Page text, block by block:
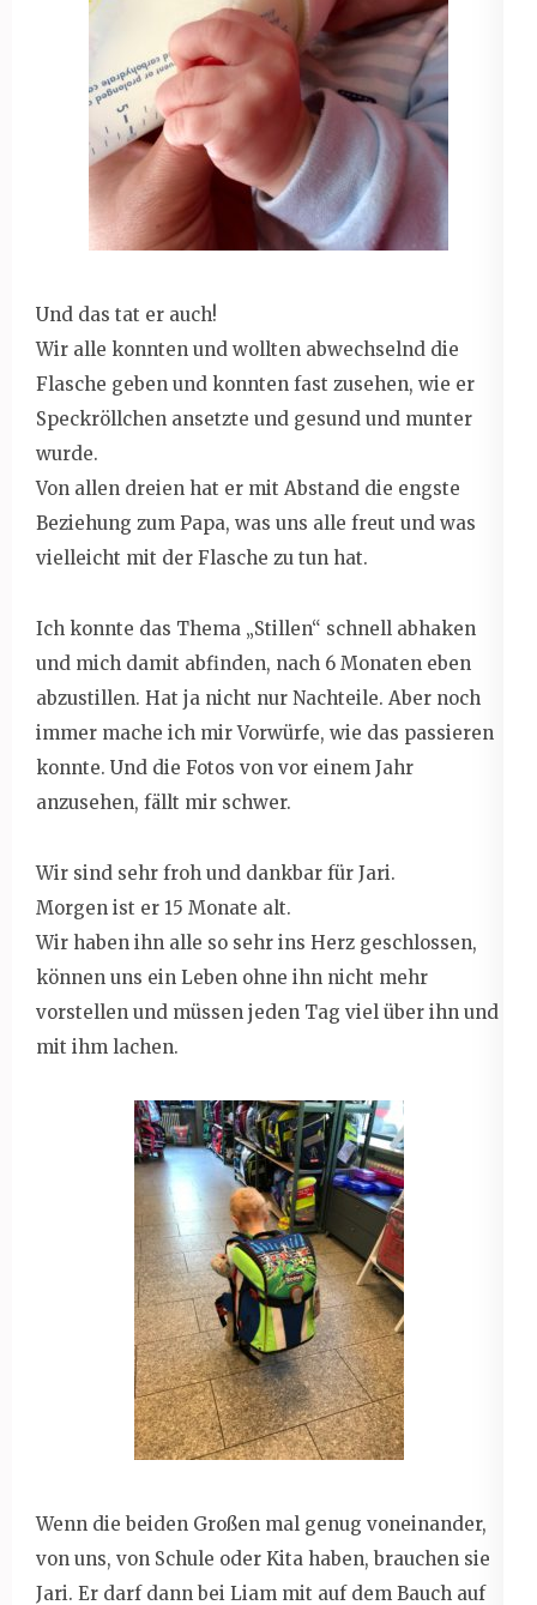
Und das tat er auch!
Wir alle konnten und wollten abwechselnd die
Flasche geben und konnten fast zusehen, wie er
Speckröllchen ansetzte und gesund und munter
wurde.
Von allen dreien hat er mit Abstand die engste
Beziehung zum Papa, was uns alle freut und was
vielleicht mit der Flasche zu tun hat.
Ich konnte das Thema „Stillen“ schnell abhaken
und mich damit abfinden, nach 6 Monaten eben
abzustillen. Hat ja nicht nur Nachteile. Aber noch
immer mache ich mir Vorwürfe, wie das passieren
konnte. Und die Fotos von vor einem Jahr
anzusehen, fällt mir schwer.
Wir sind sehr froh und dankbar für Jari.
Morgen ist er 15 Monate alt.
Wir haben ihn alle so sehr ins Herz geschlossen,
können uns ein Leben ohne ihn nicht mehr
vorstellen und müssen jeden Tag viel über ihn und
mit ihm lachen.
Wenn die beiden Großen mal genug voneinander,
von uns, von Schule oder Kita haben, brauchen sie
Jari. Er darf dann bei Liam mit auf dem Bauch auf